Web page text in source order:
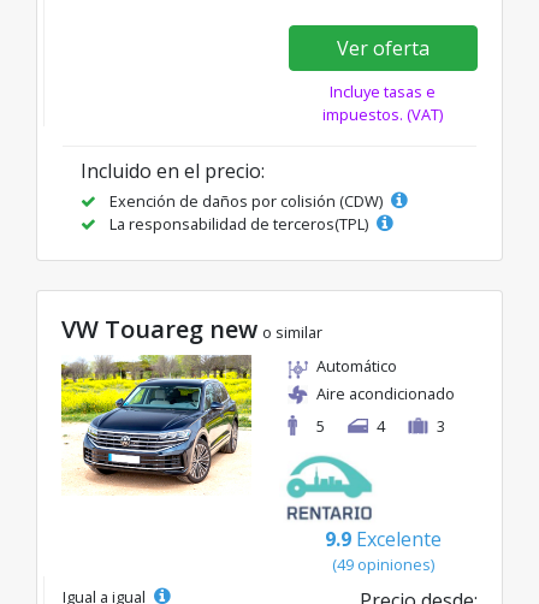
Ver oferta
Incluye tasas e
impuestos. (VAT)
Incluido en el precio:
Exención de daños por colisión (CDW)
La responsabilidad de terceros(TPL)
VW Touareg new o similar
Automático
Aire acondicionado
5
4 3
9.9 Excelente
(49 opiniones)
Igual a igual